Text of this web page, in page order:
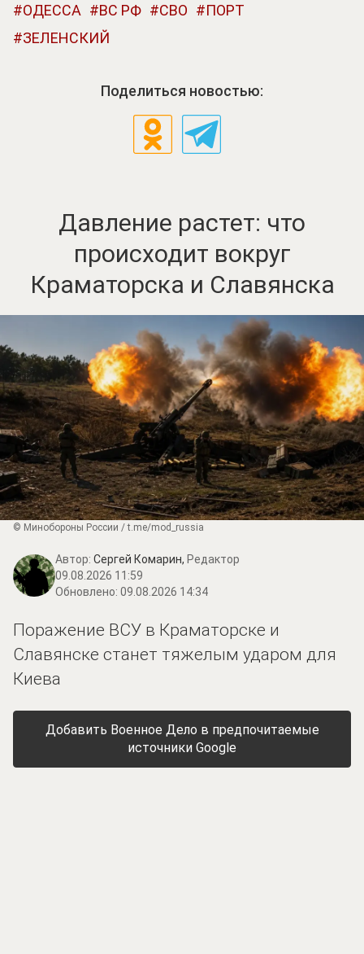
ОДЕССА ВС РФ СВО
ПОРТ
ЗЕЛЕНСКИЙ
Поделиться новостью:
Давление растет: что
происходит вокруг
Краматорска и Славянска
© Минобороны России / t.me/mod_russia
Автор: Сергей Комарин, Редактор
09.08.2026 11:59
Обновлено: 09.08.2026 14:34
Поражение ВСУ в Краматорске и
Славянске станет тяжелым ударом для
Киева
Добавить Военное Дело в предпочитаемые
источники Google